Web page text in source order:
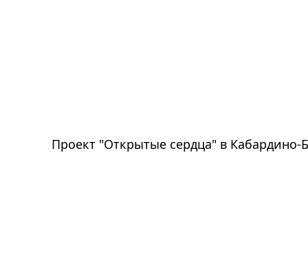
Проект "Открытые сердца" в Кабардино-